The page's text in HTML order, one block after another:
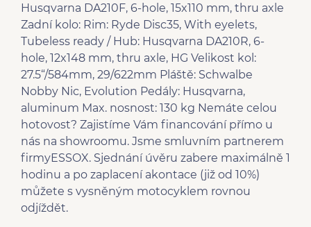
Husqvarna DA210F, 6-hole, 15x110 mm, thru axle
Zadní kolo: Rim: Ryde Disc35, With eyelets,
Tubeless ready / Hub: Husqvarna DA210R, 6-
hole, 12x148 mm, thru axle, HG Velikost kol:
27.5“/584mm, 29/622mm Pláště: Schwalbe
Nobby Nic, Evolution Pedály: Husqvarna,
aluminum Max. nosnost: 130 kg Nemáte celou
hotovost? Zajistíme Vám financování přímo u
nás na showroomu. Jsme smluvním partnerem
firmyESSOX. Sjednání úvěru zabere maximálně 1
hodinu a po zaplacení akontace (již od 10%)
můžete s vysněným motocyklem rovnou
odjíždět.